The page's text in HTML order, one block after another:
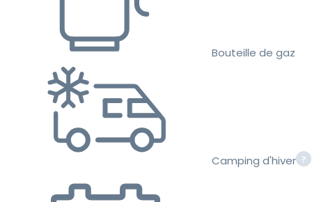
Bouteille de gaz
Camping d'hiver